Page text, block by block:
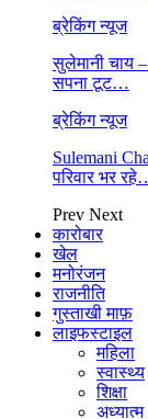
ब्रेकिंग न्यूज
सुलेमानी चाय
सपना टूट…
ब्रेकिंग न्यूज
Sulemani
परिवार भर
Prev Next
कारोबार
खेल
मनोरंजन
राजनीति
गुस्ताखी माफ़
लाइफस्टाइल
महिला
स्वास्थ्य
शिक्षा
अध्यात्म